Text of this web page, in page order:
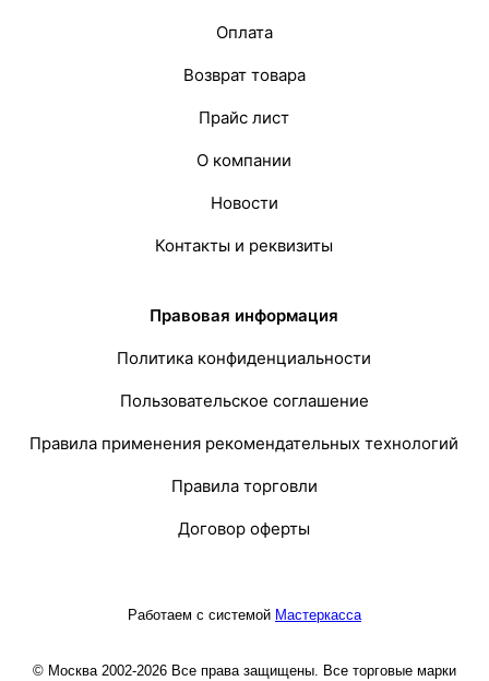
Оплата
Возврат товара
Прайс лист
О компании
Новости
Контакты и реквизиты
Правовая информация
Политика конфиденциальности
Пользовательское соглашение
Правила применения рекомендательных технологий
Правила торговли
Договор оферты
Работаем с системой Мастеркасса
© Москва 2002-2026 Все права защищены. Все торговые марки